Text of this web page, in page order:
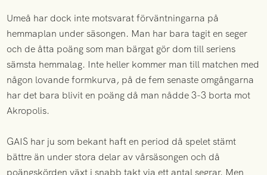
Umeå har dock inte motsvarat förväntningarna på
hemmaplan under säsongen. Man har bara tagit en seger
och de åtta poäng som man bärgat gör dom till seriens
sämsta hemmalag. Inte heller kommer man till matchen med
någon lovande formkurva, på de fem senaste omgångarna
har det bara blivit en poäng då man nådde 3-3 borta mot
Akropolis.
GAIS har ju som bekant haft en period då spelet stämt
bättre än under stora delar av vårsäsongen och då
poängskörden växt i snabb takt via ett antal segrar. Men